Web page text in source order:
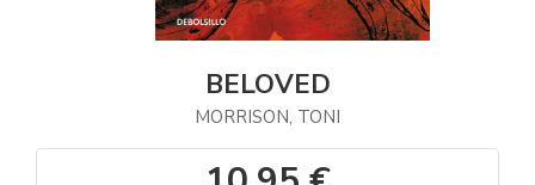
BELOVED
MORRISON, TONI